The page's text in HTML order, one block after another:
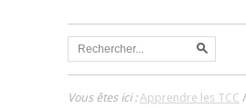
Vous êtes ici :Apprendre les TCC /